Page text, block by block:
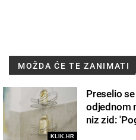
MOŽDA ĆE TE ZANIMATI
KLIK.HR
Preselio
odjednom
niz zid: